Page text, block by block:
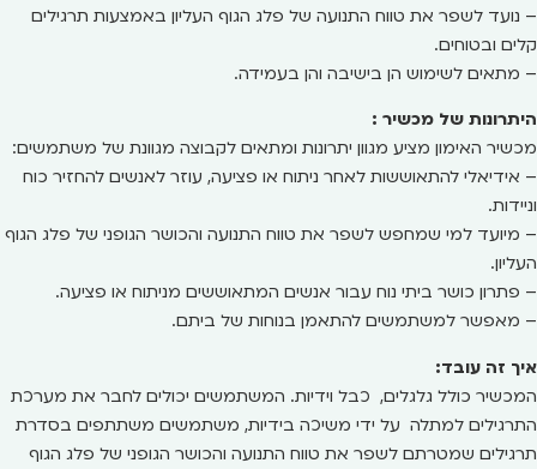
– נועד לשפר את טווח התנועה של פלג הגוף העליון באמצעות תרגילים
קלים ובטוחים.
– מתאים לשימוש הן בישיבה והן בעמידה.
היתרונות של מכשיר :
מכשיר האימון מציע מגוון יתרונות ומתאים לקבוצה מגוונת של משתמשים:
– אידיאלי להתאוששות לאחר ניתוח או פציעה, עוזר לאנשים להחזיר כוח
וניידות.
– מיועד למי שמחפש לשפר את טווח התנועה והכושר הגופני של פלג הגוף
העליון.
– פתרון כושר ביתי נוח עבור אנשים המתאוששים מניתוח או פציעה.
– מאפשר למשתמשים להתאמן בנוחות של ביתם.
איך זה עובד:
המכשיר כולל גלגלים, כבל וידיות. המשתמשים יכולים לחבר את מערכת
התרגילים למתלה על ידי משיכה בידיות, משתמשים משתתפים בסדרת
תרגילים שמטרתם לשפר את טווח התנועה והכושר הגופני של פלג הגוף